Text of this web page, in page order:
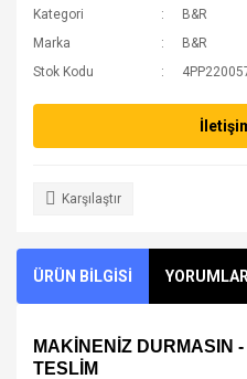
Kategori
B&R
Marka
B&R
Stok Kodu
Karşılaştır
ÜRÜN BİLGİSİ YORUMLAR
MAKİNENİZ DURMASIN
TESLİM